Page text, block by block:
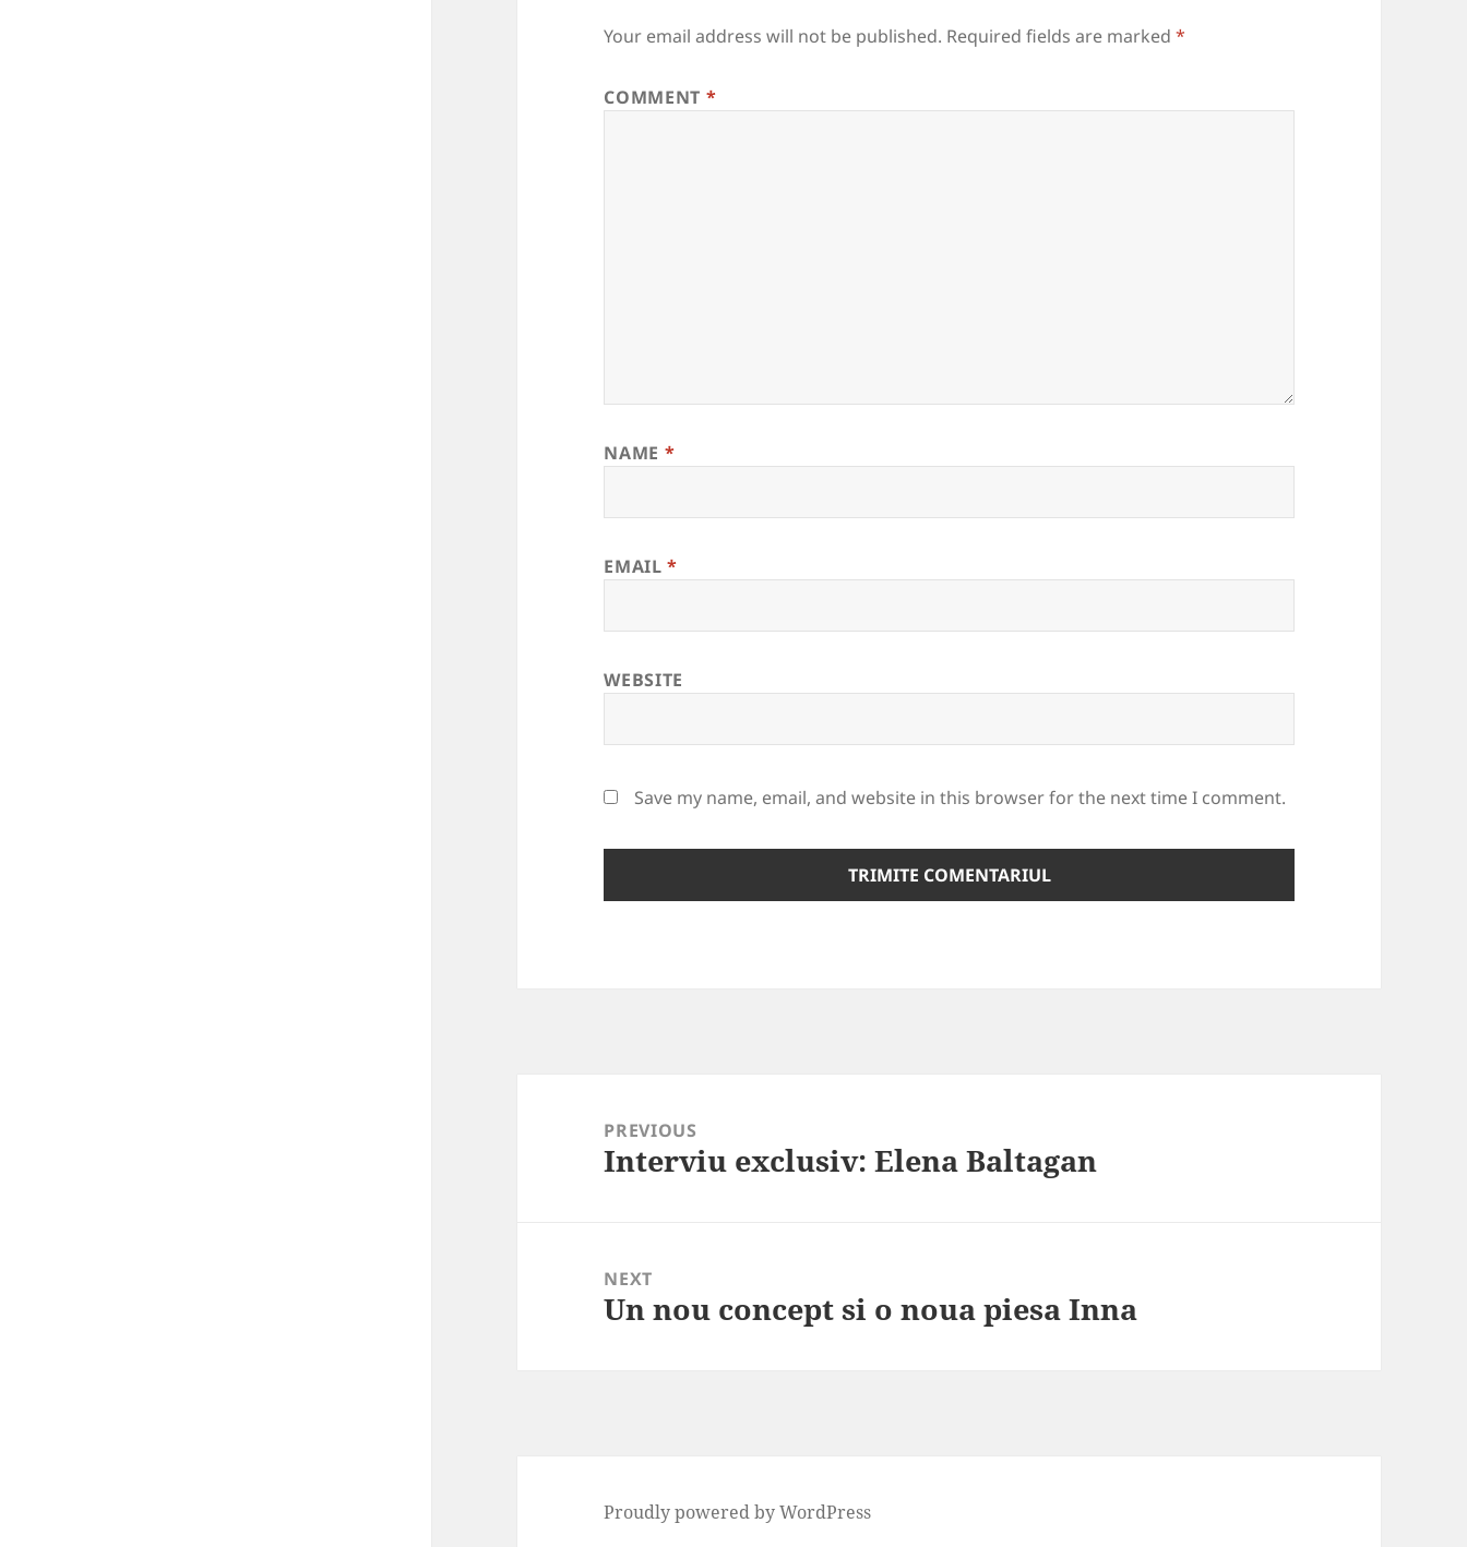
Your email address will not be published. Required fields are marked*
COMMENT *
NAME *
EMAIL*
WEBSITE
Save my name, email, and website in this browser for the next time I comment.
navigationPREVIOUS
Previous
Interviu exclusiv: Elena Baltagan
NEXT
Next
Un nou concept si o noua piesa Inna
Proudly powered by WordPress